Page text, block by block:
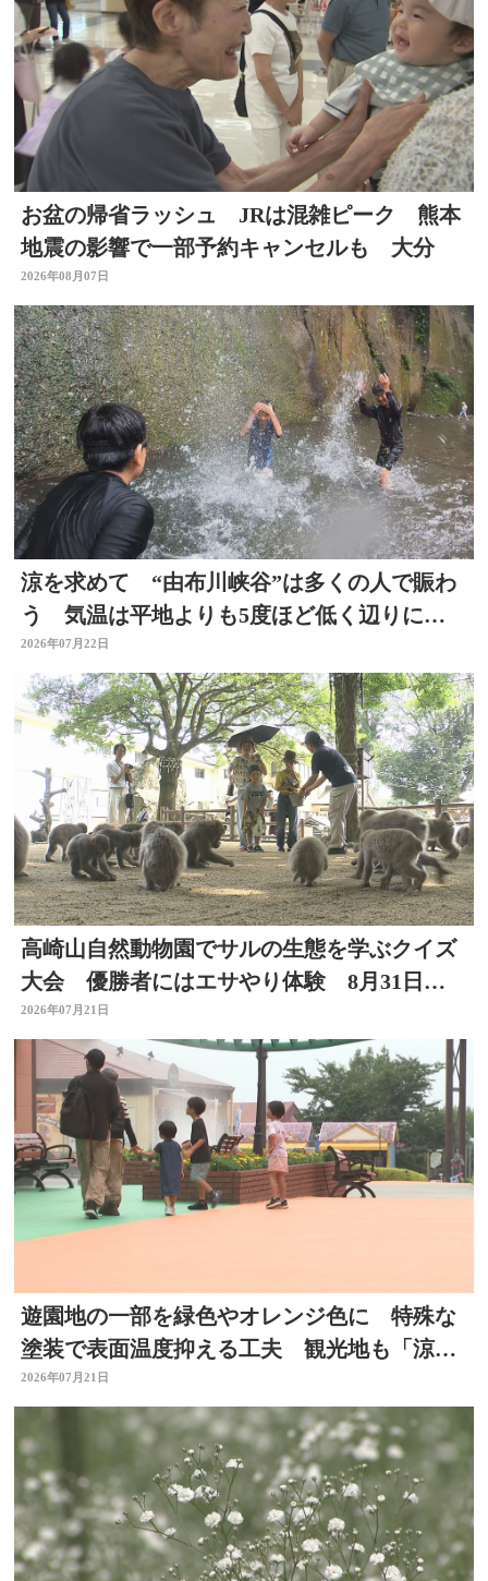
お盆の帰省ラッシュ JRは混雑ピーク 熊本
地震の影響で一部予約キャンセルも 大分
2026年08月07日
涼を求めて “由布川峡谷”は多くの人で賑わ
う 気温は平地よりも5度ほど低く辺りには
涼しい風も 大分
2026年07月22日
高崎山自然動物園でサルの生態を学ぶクイズ
大会 優勝者にはエサやり体験 8月31日ま
で
2026年07月21日
遊園地の一部を緑色やオレンジ色に 特殊な
塗装で表面温度抑える工夫 観光地も「涼」
PRで集客図る 大分
2026年07月21日